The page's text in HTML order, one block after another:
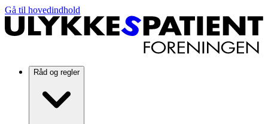
Gå til hovedindhold
Råd og regler